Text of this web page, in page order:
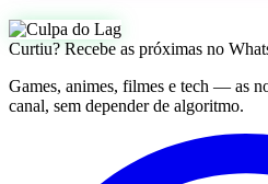
Curtiu? Recebe as próximas no
Games, animes, filmes e tech — as
canal, sem depender de algoritmo.